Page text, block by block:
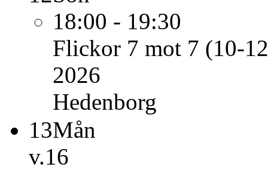
18:00 - 19:30
Flickor 7 mot 7 (10-
2026
Hedenborg
13Mån
v.16